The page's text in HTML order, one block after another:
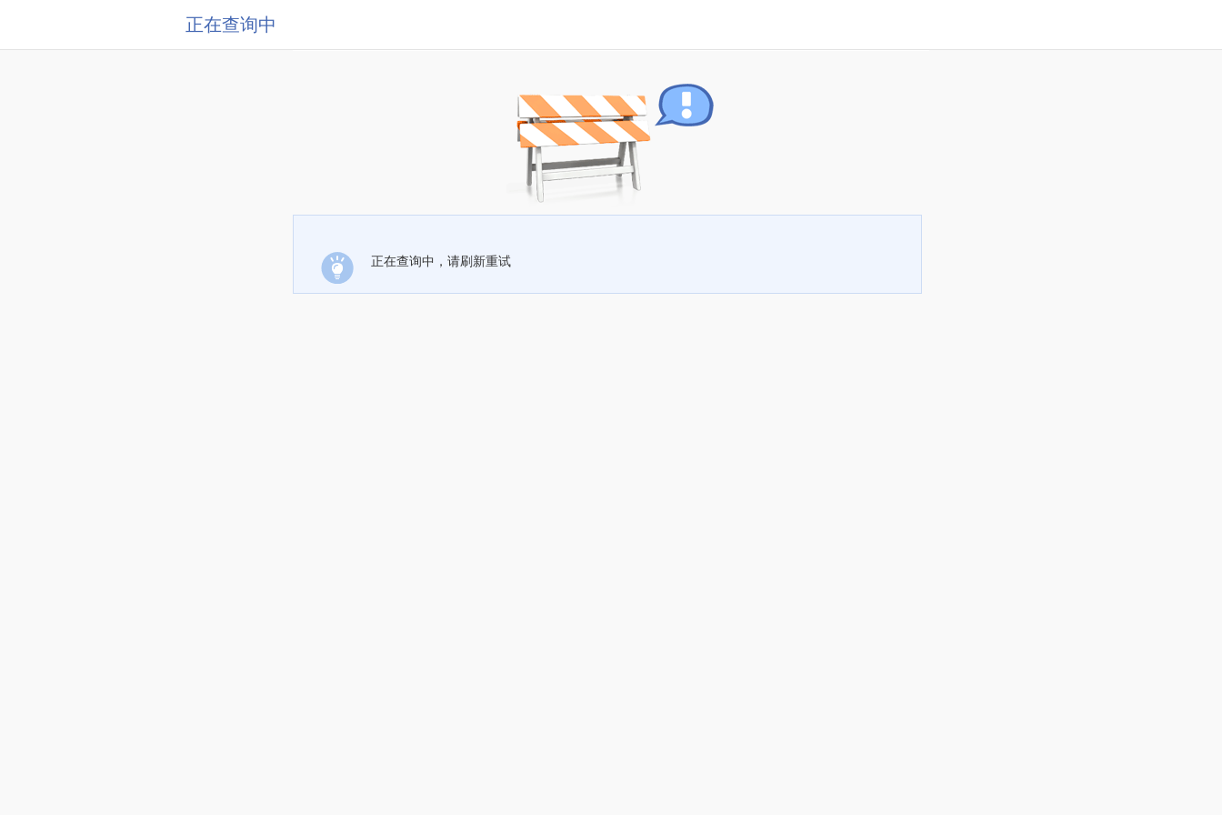
正在查询中
正在查询中，请刷新重试